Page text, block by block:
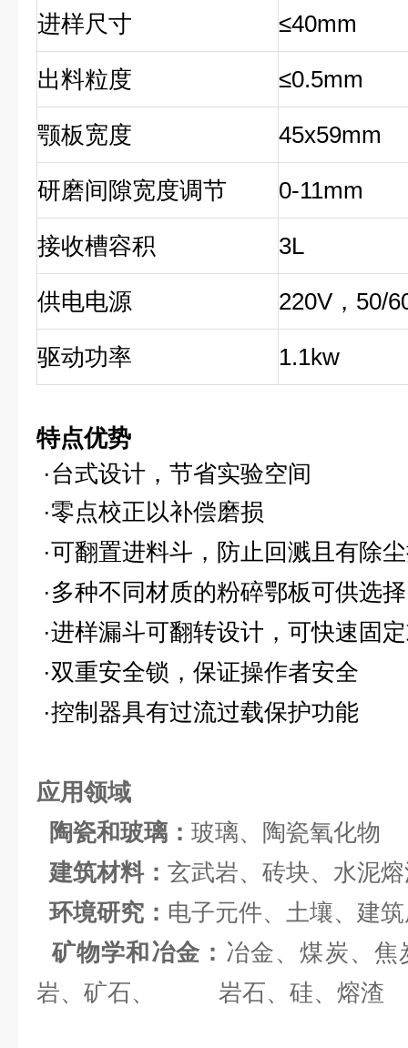
进样尺寸 ≤40mm
出料粒度 ≤0.5mm
颚板宽度 45x59mm
研磨间隙宽度调节 0-11mm
接收槽容积 3L
供电电源 220V，50/
驱动功率 1.1kw
特点优势
·台式设计，节省实验空间
·零点校正以补偿磨损
·可翻置进料斗，防止回溅且有除
·多种不同材质的粉碎鄂板可供选择
·进样漏斗可翻转设计，可快速固
·双重安全锁，保证操作者安全
·控制器具有过流过载保护功能
应用领域
陶瓷和玻璃： 玻璃、陶瓷氧化物
建筑材料： 玄武岩、砖块、水泥
环境研究： 电子元件、土壤、建
矿物学和冶金： 冶金、煤炭、
岩、矿石、 岩石、硅、熔渣